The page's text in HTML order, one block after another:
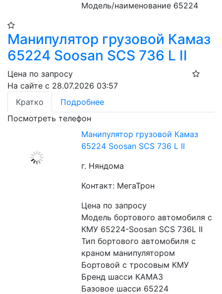
Модель/наименование 65224
Манипулятор грузовой Камаз
65224 Soosan SCS 736 L II
Цена по запросу
На сайте с 28.07.2026 03:57
Кратко
Подробнее
Посмотреть телефон
Манипулятор грузовой Камаз
65224 Soosan SCS 736 L II
г. Няндома
Контакт: МегаТрон
Цена по запросу
Модель бортового автомобиля с
КМУ 65224-Soosan SCS 736L II
Тип бортового автомобиля с
краном манипулятором
Бортовой с тросовым КМУ
Бренд шасси КАМАЗ
Базовое шасси 65224